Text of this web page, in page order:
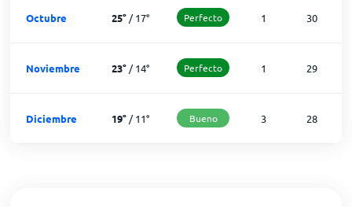
Octubre 25° /17° Perfecto 1 30
Noviembre 23° /14° Perfecto 1 29
Diciembre 19° /11° Bueno 3 28